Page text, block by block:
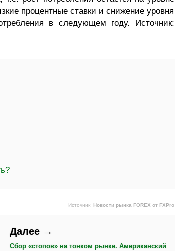
процентные ставки и снижение уровня
в следующем году. Источник:
Источник: Новости рынка FOREX от FXPro
Далее →
Сбор «стопов» на тонком рынке. Американский